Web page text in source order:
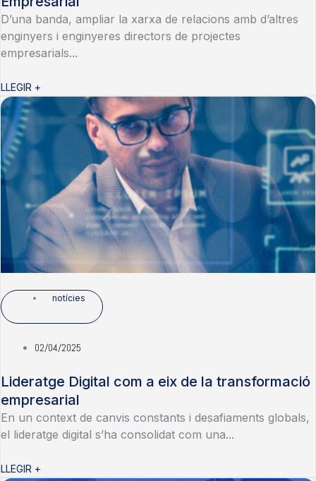
D’una banda, ampliar la xarxa de relacions amb d’altres
enginyers i enginyeres directors de projectes
empresarials...
LLEGIR +
notícies
02/04/2025
Lideratge Digital com a eix de la transformació
empresarial
En un context de canvis constants i desafiaments globals,
el lideratge digital s’ha consolidat com una...
LLEGIR +